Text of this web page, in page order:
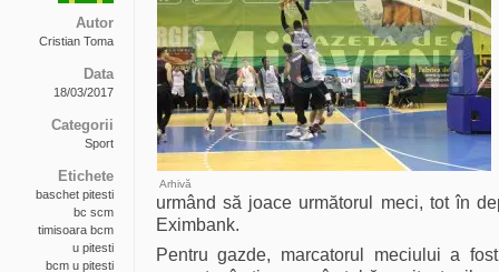
Autor
Cristian Toma
Data
18/03/2017
Categorii
Sport
Etichete
baschet pitesti
bc scm
timisoara bcm
u pitesti
bcm u pitesti
Arhivă
urmând să joace următorul meci, tot în
Eximbank.
Pentru gazde, marcatorul meciului a